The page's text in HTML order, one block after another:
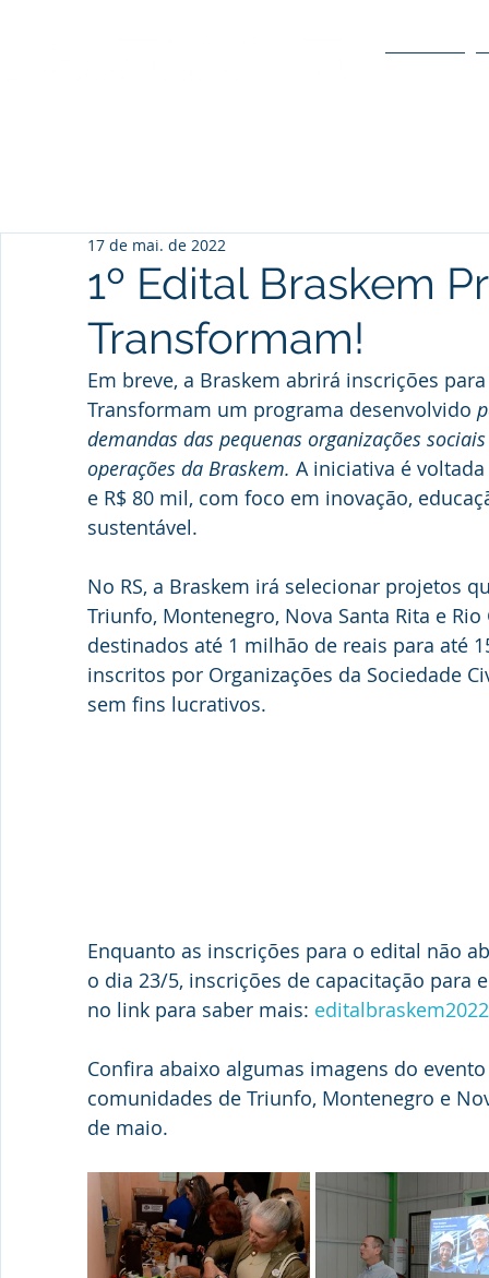
1º Edital Braskem
Transformam!
17 de mai. de 2022
Em breve, a Braskem abrirá inscrições
Transformam um programa desenvolvido
demandas das pequenas organizações
operações da Braskem. A iniciativa é
e R$ 80 mil, com foco em inovação,
sustentável.
No RS, a Braskem irá selecionar projetos
Triunfo, Montenegro, Nova Santa Rita e
destinados até 1 milhão de reais para até
inscritos por Organizações da Sociedade
sem fins lucrativos.
Enquanto as inscrições para o edital não
o dia 23/5, inscrições de capacitação para
no link para saber mais:
Confira abaixo algumas imagens do
comunidades de Triunfo, Montenegro e
de maio.